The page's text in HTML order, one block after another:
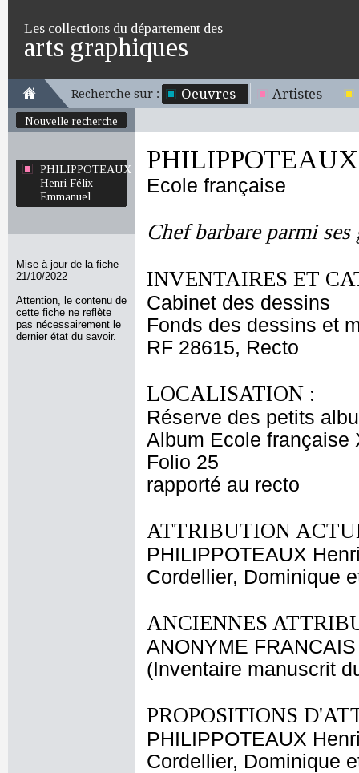
Les collections du département des
arts graphiques
Recherche sur : Oeuvres Artistes
Nouvelle recherche
PHILIPPOTEAUX
Henri Félix
Emmanuel
Mise à jour de la fiche
21/10/2022
Attention, le contenu de
cette fiche ne reflète
pas nécessairement le
dernier état du savoir.
Ecole française
Chef barbare parmi ses
INVENTAIRES ET
Cabinet des dessins
Fonds des dessins et
RF 28615, Recto
LOCALISATION :
Réserve des petits
Album Ecole française
Folio 25
rapporté au recto
ATTRIBUTION
PHILIPPOTEAUX
Cordellier, Dominique
ANCIENNES
ANONYME
(Inventaire manuscrit
PROPOSITIONS
PHILIPPOTEAUX
Cordellier, Dominique